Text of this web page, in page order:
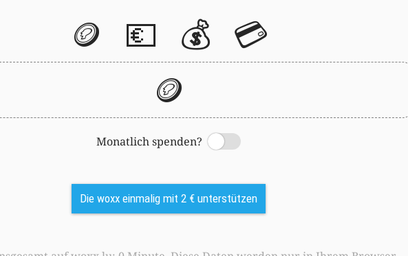
🪙 💶 💰 💳
🪙
Monatlich spenden?
Switch
Die woxx einmalig mit 2 € unterstützen